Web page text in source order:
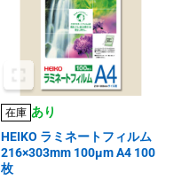
在庫 あり
HEIKO ラミネートフィルム
216×303mm 100μm A4 100
枚